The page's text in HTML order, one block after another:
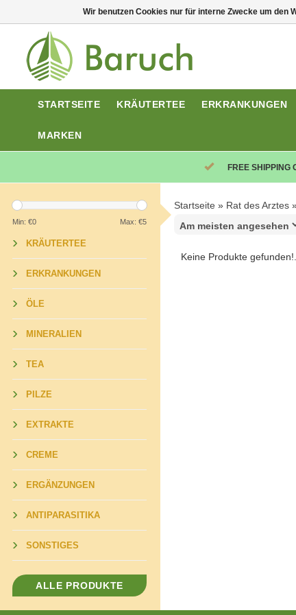
STARTSEITE KRÄUTERTEE ERKRANKUNGEN
MARKEN
FREE SHIPPING
Min: €0 Max: €5
KRÄUTERTEE
ERKRANKUNGEN
ÖLE
MINERALIEN
TEA
PILZE
EXTRAKTE
CREME
ERGÄNZUNGEN
ANTIPARASITIKA
SONSTIGES
ALLE PRODUKTE
Startseite » Rat des Arztes
Keine Produkte gefunden!...
Wir benutzen Cookies nur für interne Zwecke um den